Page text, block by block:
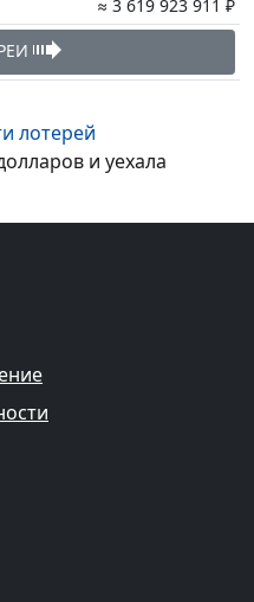
≈ 3 619 923 911 ₽
лотерей
и уехала